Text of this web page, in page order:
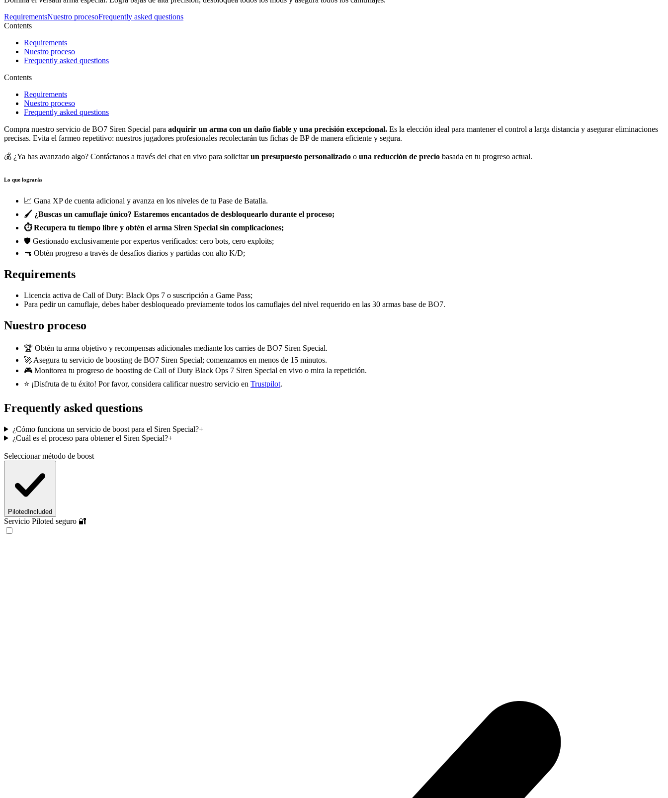
RequirementsNuestro procesoFrequently asked questions
Contents
Requirements
Nuestro proceso
Frequently asked questions
Contents
Requirements
Nuestro proceso
Frequently asked questions
Compra nuestro servicio de BO7 Siren Special para adquirir un arma con un daño fiable y una precisión excepcional. Es la elección ideal para mantener el control a larga distancia y asegurar eliminaciones
precisas. Evita el farmeo repetitivo: nuestros jugadores profesionales recolectarán tus fichas de BP de manera eficiente y segura.
💰 ¿Ya has avanzado algo? Contáctanos a través del chat en vivo para solicitarun presupuesto personalizado o una reducción de precio basada en tu progreso actual.
Lo que lograrás
📈 Gana XP de cuenta adicional y avanza en los niveles de tu Pase de Batalla.
🖌️ ¿Buscas un camuflaje único? Estaremos encantados de desbloquearlo durante el proceso;
⏱️ Recupera tu tiempo libre y obtén el arma Siren Special sin complicaciones;
🛡️ Gestionado exclusivamente por expertos verificados: cero bots, cero exploits;
🔫 Obtén progreso a través de desafíos diarios y partidas con alto K/D;
Requirements
Licencia activa de Call of Duty: Black Ops 7 o suscripción a Game Pass;
Para pedir un camuflaje, debes haber desbloqueado previamente todos los camuflajes del nivel requerido en las 30 armas base de BO7.
Nuestro proceso
🏆 Obtén tu arma objetivo y recompensas adicionales mediante los carries de BO7 Siren Special.
🚀 Asegura tu servicio de boosting de BO7 Siren Special; comenzamos en menos de 15 minutos.
🎮 Monitorea tu progreso de boosting de Call of Duty Black Ops 7 Siren Special en vivo o mira la repetición.
⭐ ¡Disfruta de tu éxito! Por favor, considera calificar nuestro servicio en Trustpilot.
Frequently asked questions
¿Cómo funciona un servicio de boost para el Siren Special?+
¿Cuál es el proceso para obtener el Siren Special?+
Seleccionar método de boost
Piloted Included
Servicio Piloted seguro 🔐